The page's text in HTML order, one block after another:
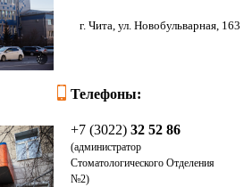
г. Чита, ул.
Телефоны:
+7 (3022) 32 52 86
(администратор
Стоматологического Отделения
№2)